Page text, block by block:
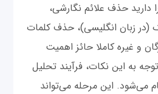
دارید حذف علائم نگارشی،
زبان انگلیسی)، حذف کلمات
و غیره کاملا حائز اهمیت
به این نکات، فرآیند تحلیل
می‌شود. این مرحله می‌تواند